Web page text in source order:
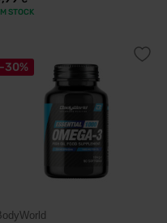
STOCK
-30%